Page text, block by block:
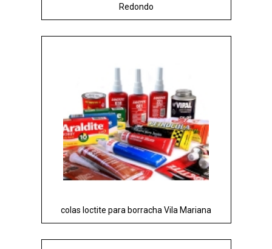
Redondo
colas loctite para borracha Vila Mariana